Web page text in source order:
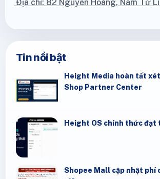
Địa chỉ: 82 Nguyễn Hoàng, Nam Từ
Tin nổi bật
Height Media hoàn tất
Shop Partner Center
Height OS chính thức
Shopee Mall cập nhật